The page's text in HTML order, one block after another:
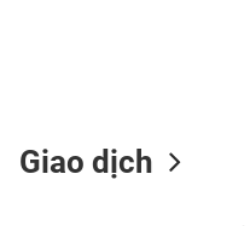
Giao dịch